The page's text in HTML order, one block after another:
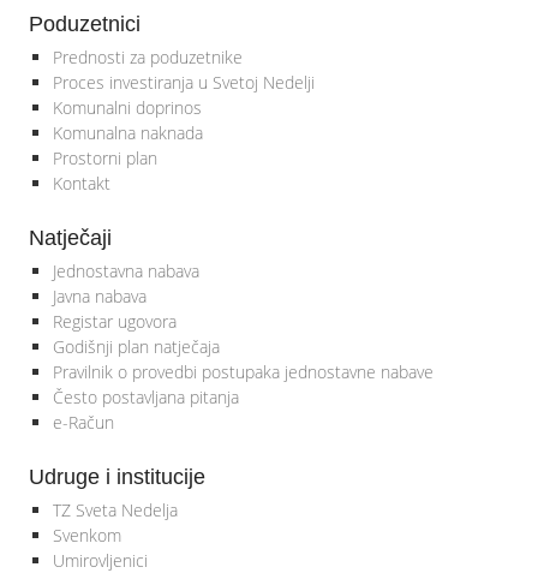
Poduzetnici
Prednosti za poduzetnike
Proces investiranja u Svetoj Nedelji
Komunalni doprinos
Komunalna naknada
Prostorni plan
Kontakt
Natječaji
Jednostavna nabava
Javna nabava
Registar ugovora
Godišnji plan natječaja
Pravilnik o provedbi postupaka jednostavne nabave
Često postavljana pitanja
e-Račun
Udruge i institucije
TZ Sveta Nedelja
Svenkom
Umirovljenici